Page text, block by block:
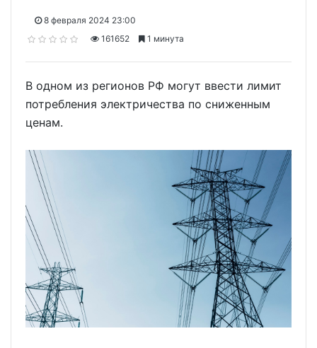
8 февраля 2024 23:00
161652
1 минута
В одном из регионов РФ могут ввести лимит
потребления электричества по сниженным
ценам.